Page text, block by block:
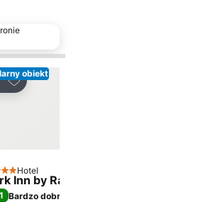
obiekt
Dodaj do ulubionych
Hotel
Inn by Radisson Meriton
Bardzo dobry